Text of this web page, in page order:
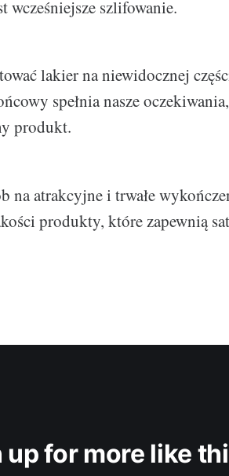
wcześniejsze szlifowanie.
lakier na niewidocznej
spełnia nasze
produkt.
na atrakcyjne i trwałe
produkty, które zapewnią
up for more like